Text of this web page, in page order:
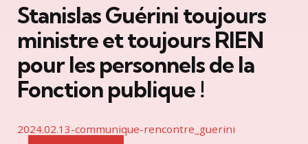
Stanislas Guérini toujours
ministre et toujours RIEN
pour les personnels de la
Fonction publique !
2024.02.13-communique-rencontre_guerini